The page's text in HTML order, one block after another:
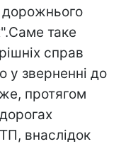
дорожнього
таке
справ
у зверненнi до
протягом
внаслідок